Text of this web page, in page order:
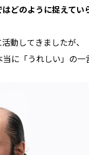
どのように捉えてい
動してきましたが
に「うれしい」の一